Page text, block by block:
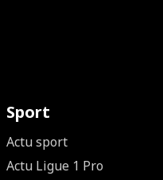
Sport
Actu sport
Actu Ligue 1 Pro